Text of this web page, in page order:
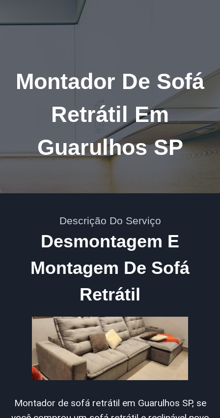
para
Montador De Sofá
Retrátil Em
Guarulhos SP
Descrição Do Serviço
Desmontagem E
Montagem De Sofá
Retrátil
Montador de sofá retrátil em Guarulhos SP, se